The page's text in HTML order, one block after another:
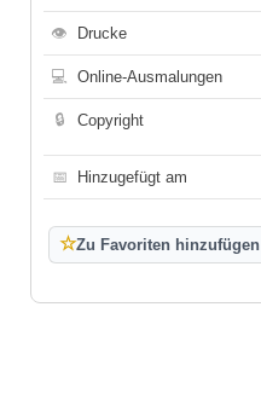
👁 Drucke
💻 Online-Ausmalungen
🔒 Copyright
📅 Hinzugefügt am
☆Zu Favoriten hinzufügen